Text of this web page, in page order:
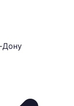
Дону